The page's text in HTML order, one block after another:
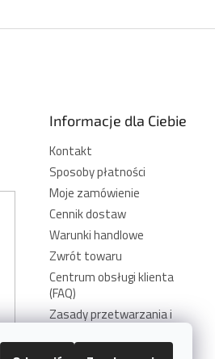
Informacje dla Ciebie
Kontakt
Sposoby płatności
Moje zamówienie
Cennik dostaw
Warunki handlowe
Zwrót towaru
Centrum obsługi klienta
(FAQ)
Zasady przetwarzania i